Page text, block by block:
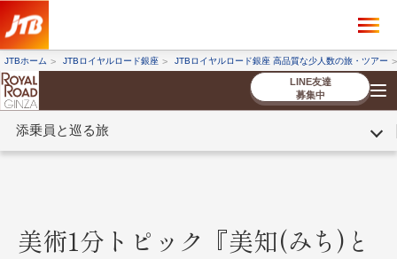
JTBホーム JTBロイヤルロード銀座 JTBロイヤルロード銀座 高品質な少人数の旅・ツアー
LINE友達
募集中
添乗員と巡る旅
条件から探す
条件から探す
条件から探す
条件から探す
美術1分トピック『美知(みち)と
ツアーを探す ×
海外ツアー 国内ツアー